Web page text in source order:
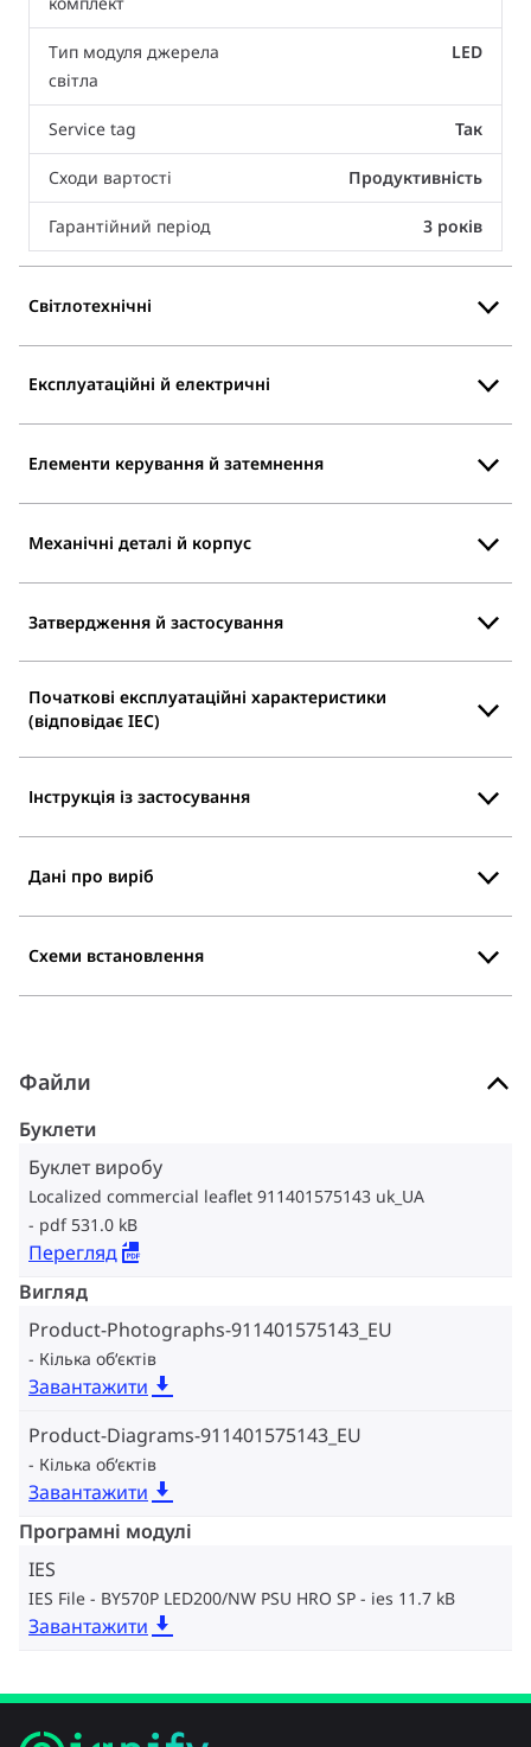
Тип модуля джерела
світла
LED
Service tag Так
Сходи вартості Продуктивність
Гарантійний період 3 років
Світлотехнічні
Експлуатаційні й електричні
Елементи керування й затемнення
Механічні деталі й корпус
Затвердження й застосування
Початкові експлуатаційні характеристики
(відповідає IEC)
Інструкція із застосування
Дані про виріб
Схеми встановлення
Файли
Буклети
Буклет виробу
Localized commercial leaflet 911401575143 uk_UA
pdf 531.0 kB
Перегляд
Вигляд
Product-Photographs-911401575143_EU
Кілька об‘єктів
Завантажити
Product-Diagrams-911401575143_EU
Кілька об‘єктів
Завантажити
Програмні модулі
IES
IES File - BY570P LED200/NW PSU HRO SP ies 11.7 kB
Завантажити